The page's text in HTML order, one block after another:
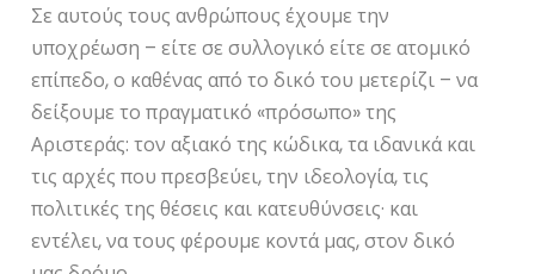
Σε αυτούς τους ανθρώπους έχουμε την
υποχρέωση – είτε σε συλλογικό είτε σε ατομικό
επίπεδο, ο καθένας από το δικό του μετερίζι – να
δείξουμε το πραγματικό «πρόσωπο» της
Αριστεράς: τον αξιακό της κώδικα, τα ιδανικά και
τις αρχές που πρεσβεύει, την ιδεολογία, τις
πολιτικές της θέσεις και κατευθύνσεις· και
εντέλει, να τους φέρουμε κοντά μας, στον δικό